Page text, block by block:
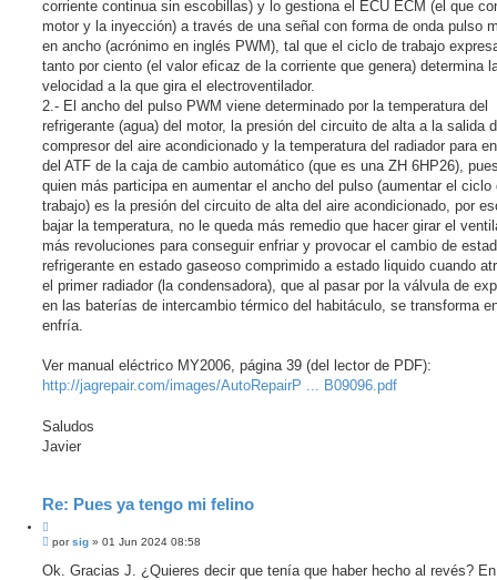
corriente continua sin escobillas) y lo gestiona el ECU ECM (el que
motor y la inyección) a través de una señal con forma de onda pulso
en ancho (acrónimo en inglés PWM), tal que el ciclo de trabajo
tanto por ciento (el valor eficaz de la corriente que genera) determina
velocidad a la que gira el electroventilador.
2.- El ancho del pulso PWM viene determinado por la temperatura del
refrigerante (agua) del motor, la presión del circuito de alta a la salida
compresor del aire acondicionado y la temperatura del radiador para
del ATF de la caja de cambio automático (que es una ZH 6HP26),
quien más participa en aumentar el ancho del pulso (aumentar el ciclo
trabajo) es la presión del circuito de alta del aire acondicionado, por
bajar la temperatura, no le queda más remedio que hacer girar el
más revoluciones para conseguir enfriar y provocar el cambio de
refrigerante en estado gaseoso comprimido a estado liquido cuando
el primer radiador (la condensadora), que al pasar por la válvula de
en las baterías de intercambio térmico del habitáculo, se transforma
enfría.
Ver manual eléctrico MY2006, página 39 (del lector de PDF):
http://jagrepair.com/images/AutoRepairP ... B09096.pdf
Saludos
Javier
Re: Pues ya tengo mi felino
a
M
n
porsig » 01 Jun 2024 08:58
Ok. Gracias J. ¿Quieres decir que tenía que haber hecho al revés?